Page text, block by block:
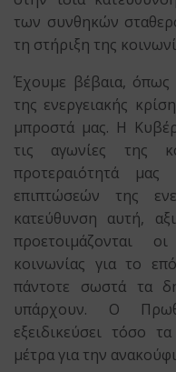
των συνθηκών
τη στήριξη της
Έχουμε βέβαια, όπως
της ενεργειακής
μπροστά μας. Η
τις αγωνίες της
προτεραιότητά
επιπτώσεών της
κατεύθυνση αυτή,
προετοιμάζονται
κοινωνίας για το
πάντοτε σωστά τα
υπάρχουν. Ο
εξειδικεύσει τόσο
μέτρα για την